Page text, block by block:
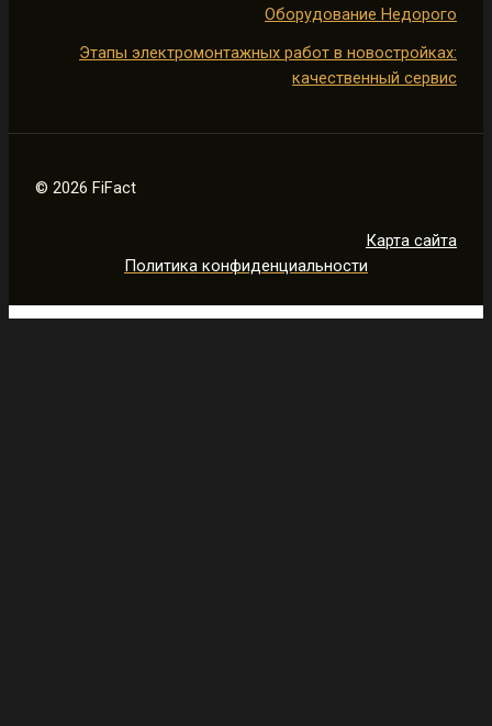
Оборудование Недорого
Этапы электромонтажных работ в новостройках:
качественный сервис
© 2026 FiFact
Карта сайта
Политика конфиденциальности